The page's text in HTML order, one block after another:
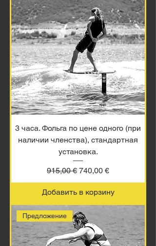
3 часа. Фольга по цене одного (при
наличии членства), стандартная
установка.
Обычная цена
915,00 € Цена со скидкой
740,00 €
Добавить в корзину
Предложение